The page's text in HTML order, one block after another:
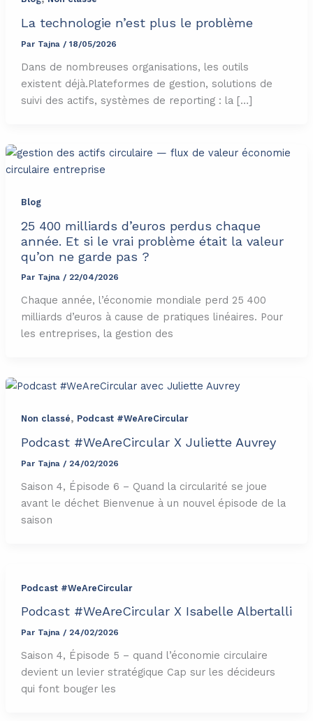
La technologie n’est plus le problème
Par Tajna / 18/05/2026
Dans de nombreuses organisations, les outils
existent déjà.Plateformes de gestion, solutions de
suivi des actifs, systèmes de reporting : la […]
Blog
25 400 milliards d’euros perdus chaque
année. Et si le vrai problème était la valeur
qu’on ne garde pas ?
Par Tajna / 22/04/2026
Chaque année, l’économie mondiale perd 25 400
milliards d’euros à cause de pratiques linéaires. Pour
les entreprises, la gestion des
Non classé, Podcast #WeAreCircular
Podcast #WeAreCircular X Juliette Auvrey
Par Tajna / 24/02/2026
Saison 4, Épisode 6 – Quand la circularité se joue
avant le déchet Bienvenue à un nouvel épisode de la
saison
Podcast #WeAreCircular
Podcast #WeAreCircular X Isabelle Albertalli
Par Tajna / 24/02/2026
Saison 4, Épisode 5 – quand l’économie circulaire
devient un levier stratégique Cap sur les décideurs
qui font bouger les